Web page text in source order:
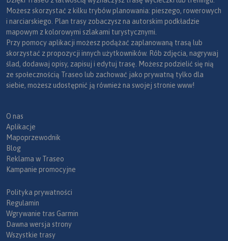
Możesz skorzystać z kilku trybów planowania: pieszego, rowerowych
i narciarskiego. Plan trasy zobaczysz na autorskim podkładzie
mapowym z kolorowymi szlakami turystycznymi.
Przy pomocy aplikacji możesz podążać zaplanowaną trasą lub
skorzystać z propozycji innych użytkowników. Rób zdjęcia, nagrywaj
ślad, dodawaj opisy, zapisuj i edytuj trasę. Możesz podzielić się nią
ze społecznością Traseo lub zachować jako prywatną tylko dla
siebie, możesz udostępnić ją również na swojej stronie www!
O nas
Aplikacje
Mapoprzewodnik
Blog
Reklama w Traseo
Kampanie promocyjne
Polityka prywatności
Regulamin
Wgrywanie tras Garmin
Dawna wersja strony
Wszystkie trasy